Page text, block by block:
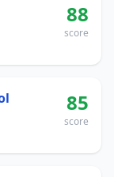
88
score
85
score